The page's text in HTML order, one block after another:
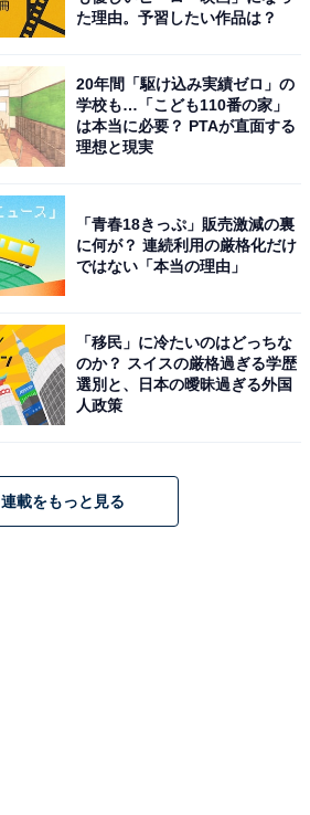
た理由。予習したい作品は？
20年間「駆け込み実績ゼロ」の
学校も…「こども110番の家」
は本当に必要？ PTAが直面する
理想と現実
「青春18きっぷ」販売激減の裏
に何が？ 連続利用の厳格化だけ
ではない「本当の理由」
「移民」に冷たいのはどっちな
のか？ スイスの厳格過ぎる学歴
選別と、日本の曖昧過ぎる外国
人政策
連載をもっと見る